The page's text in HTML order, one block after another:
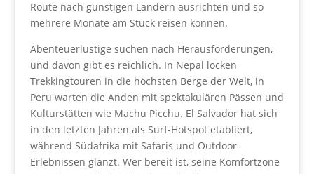
Route nach günstigen Ländern ausrichten und so
mehrere Monate am Stück reisen können.
Abenteuerlustige suchen nach Herausforderungen,
und davon gibt es reichlich. In Nepal locken
Trekkingtouren in die höchsten Berge der Welt, in
Peru warten die Anden mit spektakulären Pässen und
Kulturstätten wie Machu Picchu. El Salvador hat sich
in den letzten Jahren als Surf-Hotspot etabliert,
während Südafrika mit Safaris und Outdoor-
Erlebnissen glänzt. Wer bereit ist, seine Komfortzone